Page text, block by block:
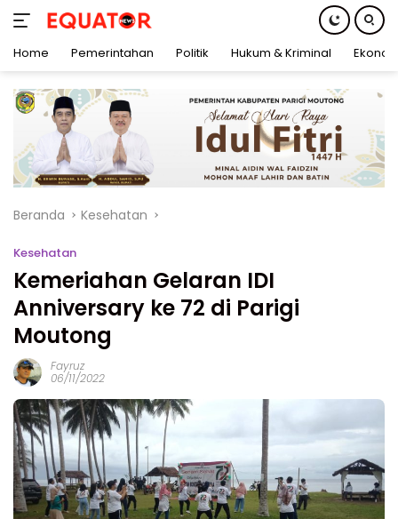
konten
Home Pemerintahan Politik Hukum & Kriminal
Beranda Kesehatan
Kesehatan
Kemeriahan Gelaran IDI
Anniversary ke 72 di Parigi
Moutong
Fayruz
06/11/2022